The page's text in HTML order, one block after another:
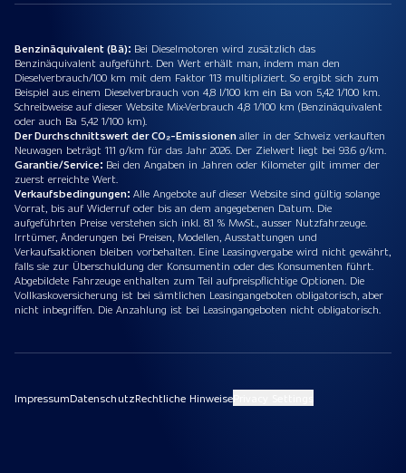
Benzinäquivalent (Bä): Bei Dieselmotoren wird zusätzlich das
Benzinäquivalent aufgeführt. Den Wert erhält man, indem man den
Dieselverbrauch/100 km mit dem Faktor 113 multipliziert. So ergibt sich zum
Beispiel aus einem Dieselverbrauch von 4,8 l/100 km ein Ba von 5,42 1/100 km.
Schreibweise auf dieser Website Mix-Verbrauch 4,8 1/100 km (Benzinäquivalent
oder auch Ba 5,42 1/100 km).
Der Durchschnittswert der CO₂-Emissionenaller in der Schweiz verkauften
Neuwagen beträgt 111 g/km für das Jahr 2026. Der Zielwert liegt bei 93.6 g/km.
Garantie/Service: Bei den Angaben in Jahren oder Kilometer gilt immer der
zuerst erreichte Wert.
Verkaufsbedingungen: Alle Angebote auf dieser Website sind gültig solange
Vorrat, bis auf Widerruf oder bis an dem angegebenen Datum. Die
aufgeführten Preise verstehen sich inkl. 8.1 % MwSt., ausser Nutzfahrzeuge.
Irrtümer, Änderungen bei Preisen, Modellen, Ausstattungen und
Verkaufsaktionen bleiben vorbehalten. Eine Leasingvergabe wird nicht gewährt,
falls sie zur Überschuldung der Konsumentin oder des Konsumenten führt.
Abgebildete Fahrzeuge enthalten zum Teil aufpreispflichtige Optionen. Die
Vollkaskoversicherung ist bei sämtlichen Leasingangeboten obligatorisch, aber
nicht inbegriffen. Die Anzahlung ist bei Leasingangeboten nicht obligatorisch.
ImpressumDatenschutzRechtliche Hinweise